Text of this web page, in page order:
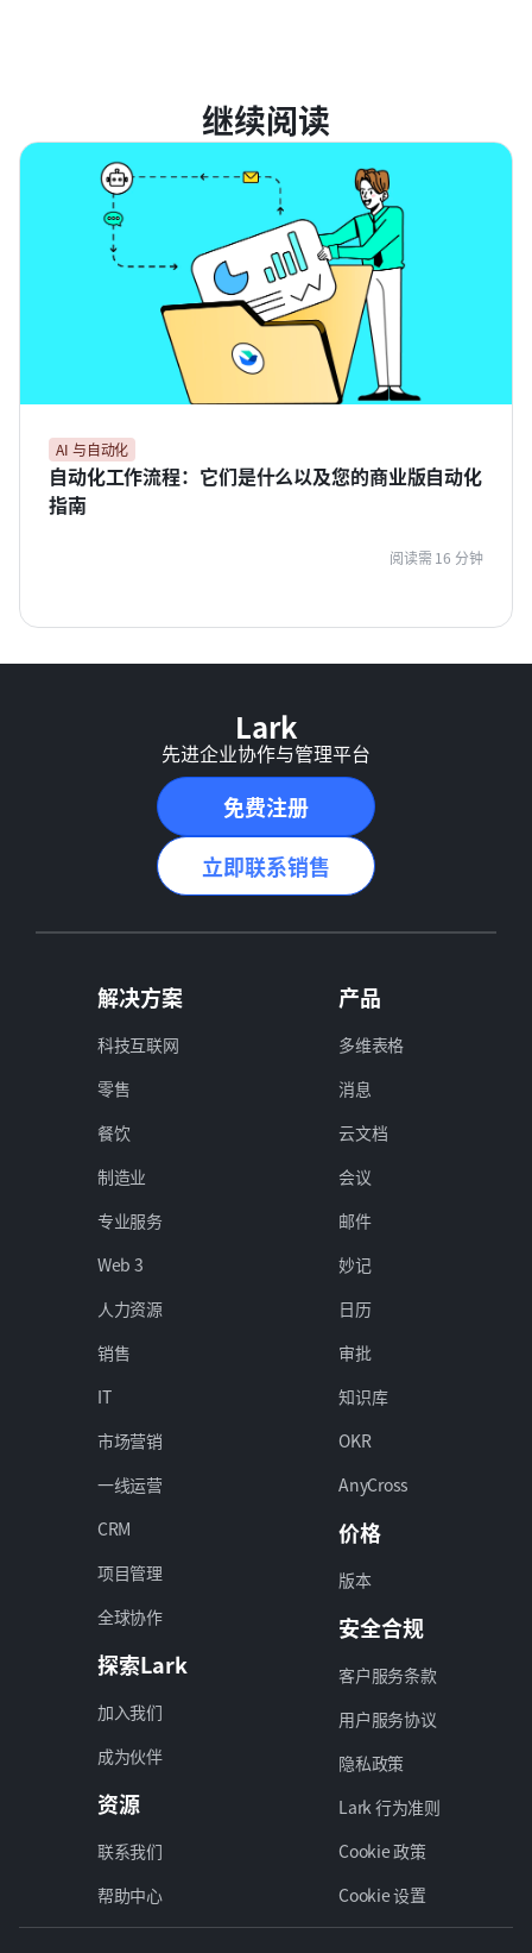
继续阅读
AI 与自动化
自动化工作流程：它们是什么以及您的商业版自动化
指南
阅读需 16 分钟
Lark
先进企业协作与管理平台
免费注册
立即联系销售
解决方案
科技互联网
零售
餐饮
制造业
专业服务
Web 3
人力资源
销售
IT
市场营销
一线运营
CRM
项目管理
全球协作
探索Lark
加入我们
成为伙伴
资源
联系我们
帮助中心
产品
多维表格
消息
云文档
会议
邮件
妙记
日历
审批
知识库
OKR
AnyCross
价格
版本
安全合规
客户服务条款
用户服务协议
隐私政策
Lark 行为准则
Cookie 政策
Cookie 设置